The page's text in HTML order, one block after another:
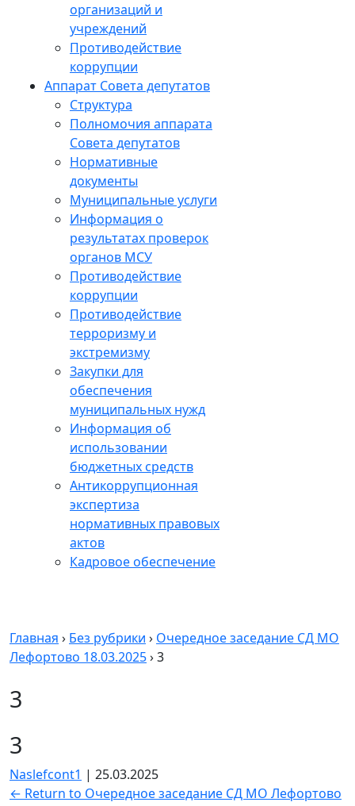
организаций и
учреждений
Противодействие
коррупции
Аппарат Совета депутатов
Структура
Полномочия аппарата
Совета депутатов
Нормативные
документы
Муниципальные услуги
Информация о
результатах проверок
органов МСУ
Противодействие
коррупции
Противодействие
терроризму и
экстремизму
Закупки для
обеспечения
муниципальных нужд
Информация об
использовании
бюджетных средств
Антикоррупционная
экспертиза
нормативных правовых
актов
Кадровое обеспечение
Главная › Без рубрики › Очередное заседание СД МО
Лефортово 18.03.2025›3
3
3
Naslefcont1 | 25.03.2025
← Return to Очередное заседание СД МО Лефортово